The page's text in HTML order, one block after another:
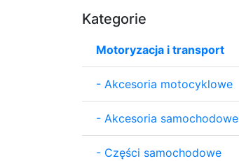
Kategorie
Motoryzacja i transport
- Akcesoria motocyklowe
- Akcesoria samochodowe
- Części samochodowe